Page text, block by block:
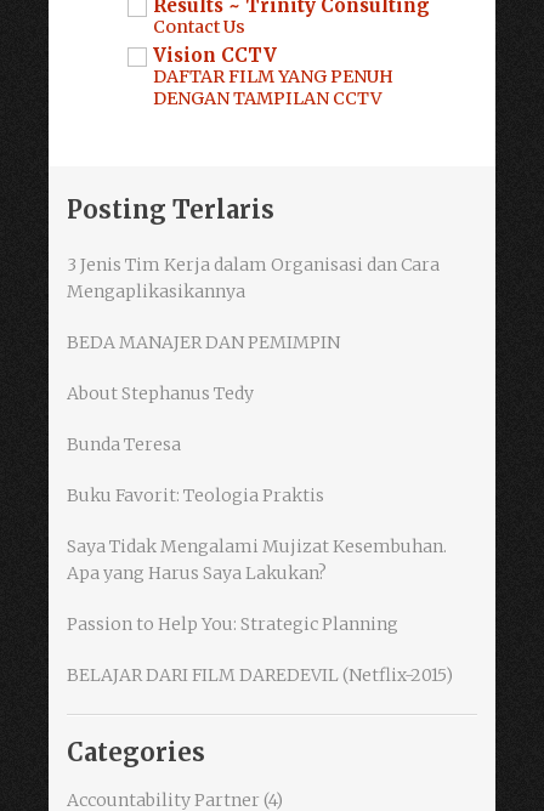
Results ~ Trinity Consulting
Contact Us
Vision CCTV
DAFTAR FILM YANG PENUH
DENGAN TAMPILAN CCTV
Posting Terlaris
3 Jenis Tim Kerja dalam Organisasi dan Cara
Mengaplikasikannya
BEDA MANAJER DAN PEMIMPIN
About Stephanus Tedy
Bunda Teresa
Buku Favorit: Teologia Praktis
Saya Tidak Mengalami Mujizat Kesembuhan.
Apa yang Harus Saya Lakukan?
Passion to Help You: Strategic Planning
BELAJAR DARI FILM DAREDEVIL (Netflix-2015)
Categories
Accountability Partner (4)